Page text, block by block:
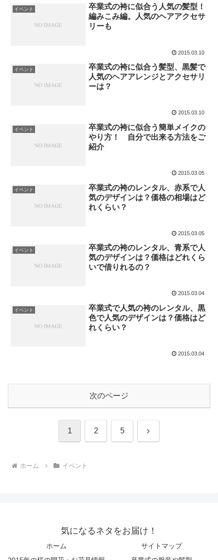
イベント
卒業式の袴に似合う人気の髪型！
編みこみ編。人気のヘアアクセサ
リーも
2015.03.10
イベント
卒業式の袴に似合う髪型、黒髪で
人気のヘアアレンジとアクセサリ
ーは？
2015.03.10
イベント
卒業式の袴に似合う簡単メイクの
やり方！ 自分で出来る方法をご
紹介
2015.03.05
イベント
卒業式の袴のレンタル、赤系で人
気のデザインは？価格の相場はど
れくらい？
2015.03.05
イベント
卒業式の袴のレンタル、青系で人
気のデザインは？価格はどれくら
いで借りれるの？
2015.03.04
イベント
卒業式で人気の袴のレンタル、黒
色で人気のデザインは？価格はど
れくらい？
2015.03.04
次のページ
1 2 5 次
ホーム イベント
気になるネタをお届け！
ホーム
サイトマップ